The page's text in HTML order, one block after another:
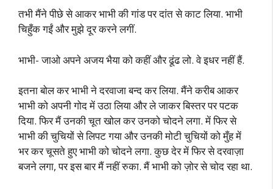
तभी मैंने पीछे से आकर भाभी की गांड पर दांत से काट लिया. भाभी
चिहुँक गईं और मुझे दूर करने लगीं.
भाभी- जाओ अपने अजय भैया को कहीं और ढूंढ लो. वे इधर नहीं हैं.
इतना बोल कर भाभी ने दरवाजा बन्द कर लिया. मैंने करीब आकर
भाभी को अपनी गोद में उठा लिया और ले जाकर बिस्तर पर पटक
दिया. फिर मैं उनकी चूत खोल कर उनको चोदने लगा. में फिर से
भाभी की चुचियों से लिपट गया और उनकी मोटी चुचियों को मुँह में
भर कर चूसते हुए भाभी को चोदने लगा. कुछ देर में फिर से दरवाज़ा
बजने लगा, पर इस बार मैं नहीं रुका. मैं भाभी को ज़ोर से चोद रहा था.